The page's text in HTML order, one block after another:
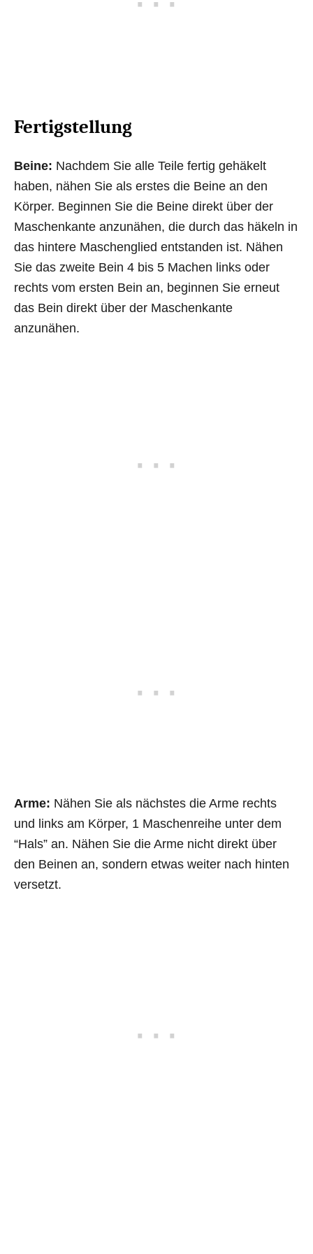
Fertigstellung
Beine: Nachdem Sie alle Teile fertig gehäkelt
haben, nähen Sie als erstes die Beine an den
Körper. Beginnen Sie die Beine direkt über der
Maschenkante anzunähen, die durch das häkeln in
das hintere Maschenglied entstanden ist. Nähen
Sie das zweite Bein 4 bis 5 Machen links oder
rechts vom ersten Bein an, beginnen Sie erneut
das Bein direkt über der Maschenkante
anzunähen.
Arme: Nähen Sie als nächstes die Arme rechts
und links am Körper, 1 Maschenreihe unter dem
“Hals” an. Nähen Sie die Arme nicht direkt über
den Beinen an, sondern etwas weiter nach hinten
versetzt.